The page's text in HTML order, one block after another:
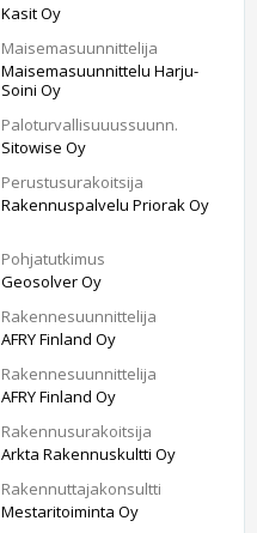
Kasit Oy
Maisemasuunnittelija
Maisemasuunnittelu Harju-
Soini Oy
Paloturvallisuuussuunn.
Sitowise Oy
Perustusurakoitsija
Rakennuspalvelu Priorak Oy
Pohjatutkimus
Geosolver Oy
Rakennesuunnittelija
AFRY Finland Oy
Rakennesuunnittelija
AFRY Finland Oy
Rakennusurakoitsija
Arkta Rakennuskultti Oy
Rakennuttajakonsultti
Mestaritoiminta Oy